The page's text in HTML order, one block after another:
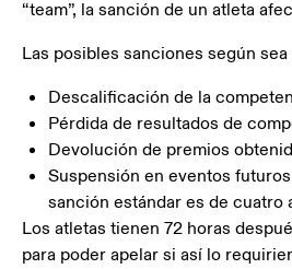
“team”, la sanción de un atleta
Las posibles sanciones según
Descalificación de la
Pérdida de resultados de
Devolución de premios
Suspensión en eventos
sanción estándar es de cuatro
Los atletas tienen 72 horas
para poder apelar si así lo